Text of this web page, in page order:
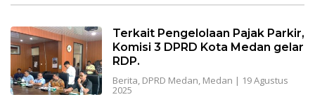
Terkait Pengelolaan Pajak Parkir,
Komisi 3 DPRD Kota Medan gelar
RDP.
Berita, DPRD Medan, Medan | 19 Agustus
2025